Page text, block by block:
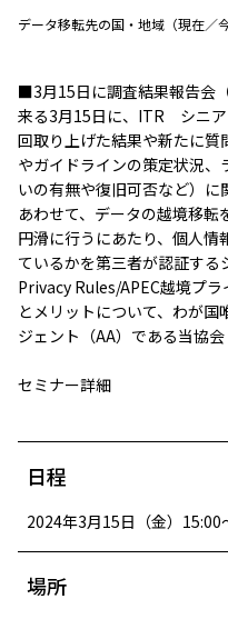
データ移転先の国・地域（現在／
■3月15日に調査結果報告会
来る3月15日に、ITR シニ
回取り上げた結果や新たに質
やガイドラインの策定状況
いの有無や復旧可否など）に
あわせて、データの越境移
円滑に行うにあたり、個人情
ているかを第三者が認証す
Privacy Rules/APEC越境プ
とメリットについて、わが
ジェント（AA）である当協
セミナー詳細
日程
2024年3月15日（金）15:00
場所